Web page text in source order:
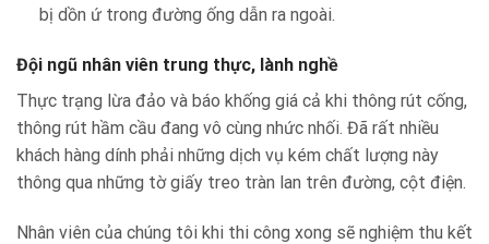
bị dồn ứ trong đường ống dẫn ra ngoài.
Đội ngũ nhân viên trung thực, lành nghề
Thực trạng lừa đảo và báo khống giá cả khi thông rút cống,
thông rút hầm cầu đang vô cùng nhức nhối. Đã rất nhiều
khách hàng dính phải những dịch vụ kém chất lượng này
thông qua những tờ giấy treo tràn lan trên đường, cột điện.
Nhân viên của chúng tôi khi thi công xong sẽ nghiệm thu kết